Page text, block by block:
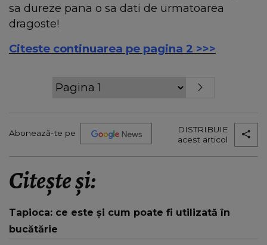
sa dureze pana o sa dati de urmatoarea
dragoste!
Citeste continuarea pe pagina 2 >>>
Abonează-te pe
DISTRIBUIE
acest articol
Citește și:
Tapioca: ce este și cum poate fi utilizată în
bucătărie